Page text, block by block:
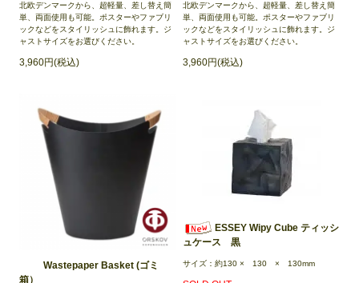
北欧デンマークから、超軽量、差し替え簡
単、両面使用も可能。ポスターやファブリ
ックなどをスタイリッシュに飾れます。ジ
ャストサイズをお選びください。
3,960円(税込)
北欧デンマークから、超軽量、差し替え簡
単、両面使用も可能。ポスターやファブリ
ックなどをスタイリッシュに飾れます。ジ
ャストサイズをお選びください。
3,960円(税込)
Wastepaper Basket (ゴミ
箱）
ESSEY Wipy Cube ティッシ
ュケース 黒
サイズ：約130 × 130 × 130mm